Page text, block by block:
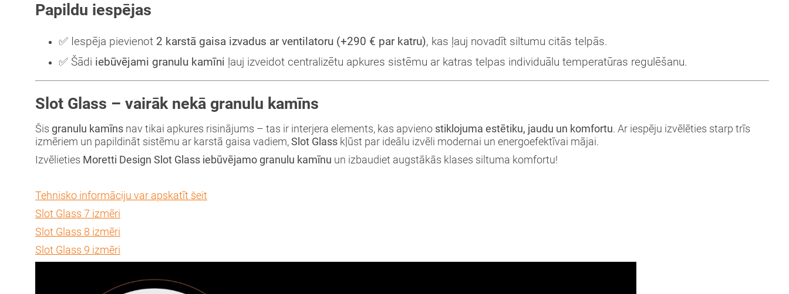
Papildu iespējas
✅ Iespēja pievienot 2 karstā gaisa izvadus ar ventilatoru (+290 € par katru), kas ļauj novadīt siltumu citās telpās.
✅ Šādi iebūvējami granulu kamīni ļauj izveidot centralizētu apkures sistēmu ar katras telpas individuālu temperatūras regulēšanu.
Slot Glass – vairāk nekā granulu kamīns
Šis granulu kamīns nav tikai apkures risinājums – tas ir interjera elements, kas apvieno stiklojuma estētiku, jaudu un komfortu. Ar iespēju izvēlēties starp trīs
izmēriem un papildināt sistēmu ar karstā gaisa vadiem, Slot Glass kļūst par ideālu izvēli modernai un energoefektīvai mājai.
Izvēlieties Moretti Design Slot Glass iebūvējamo granulu kamīnu un izbaudiet augstākās klases siltuma komfortu!
Tehnisko informāciju var apskatīt šeit
Slot Glass 7 izmēri
Slot Glass 8 izmēri
Slot Glass 9 izmēri